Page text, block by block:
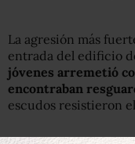
La agresión más
entrada del edificio
jóvenes arremetió
encontraban
escudos resistieron